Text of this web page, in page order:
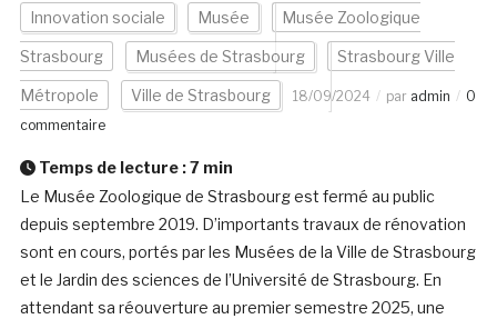
Innovation sociale Musée Musée Zoologique
Strasbourg Musées de Strasbourg Strasbourg Ville
Métropole Ville de Strasbourg 18/09/2024 par admin
0
commentaire
Temps de lecture :7 min
Le Musée Zoologique de Strasbourg est fermé au public
depuis septembre 2019. D’importants travaux de rénovation
sont en cours, portés par les Musées de la Ville de Strasbourg
et le Jardin des sciences de l’Université de Strasbourg. En
attendant sa réouverture au premier semestre 2025, une